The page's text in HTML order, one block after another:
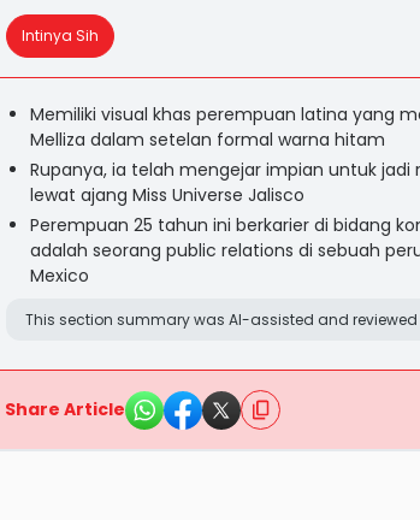
Intinya Sih
Memiliki visual khas perempuan latina yang
Melliza dalam setelan formal warna hitam
Rupanya, ia telah mengejar impian untuk jadi
lewat ajang Miss Universe Jalisco
Perempuan 25 tahun ini berkarier di bidang
adalah seorang public relations di sebuah
Mexico
This section summary was AI-assisted and
Share Article